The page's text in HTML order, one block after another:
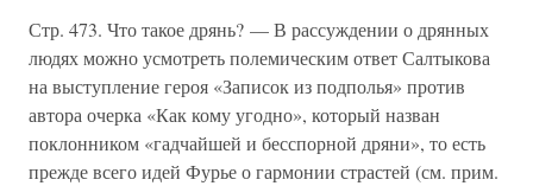
Стр. 473. Что такое дрянь? — В рассуждении о дрянных
людях можно усмотреть полемическим ответ Салтыкова
на выступление героя «Записок из подполья» против
автора очерка «Как кому угодно», который назван
поклонником «гадчайшей и бесспорной дряни», то есть
прежде всего идей Фурье о гармонии страстей (см. прим.